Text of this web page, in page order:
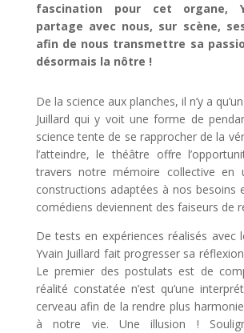
fascination pour cet organe,
partage avec nous, sur scène,
afin de nous transmettre sa
désormais la nôtre !
De la science aux planches, il n’y a
Juillard qui y voit une forme de
science tente de se rapprocher de la
l’atteindre, le théâtre offre
travers notre mémoire collective en
constructions adaptées à nos besoins
comédiens deviennent des faiseurs de
De tests en expériences réalisés avec
Yvain Juillard fait progresser sa
Le premier des postulats est de
réalité constatée n’est qu’une
cerveau afin de la rendre plus
à notre vie. Une illusion !